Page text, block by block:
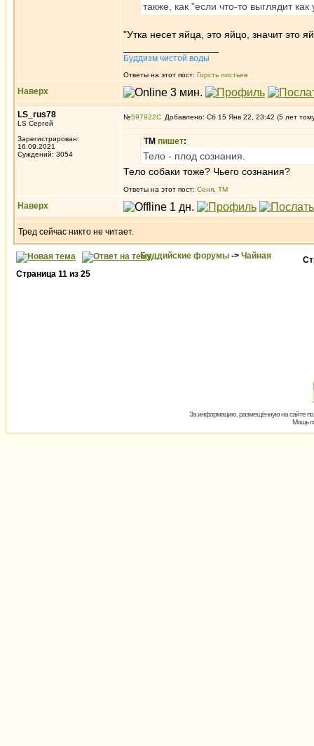
также, как "если что-то выглядит
"Утка несет яйца, это яйцо, значит это
Буддизм чистой воды
Ответы на этот пост: Горсть листьев
Наверх
LS_rus78
LS Сергей
Зарегистрирован:
16.09.2021
Суждений: 3054
№597922 Добавлено: Сб 15 Янв 22, 23:42 (5 лет
ТМ пишет:
Тело - плод сознания.
Тело собаки тоже? Чьего сознания?
Ответы на этот пост: Сеня ТМ
Наверх
Тред сейчас никто не читает.
Буддийские форумы -> Чайная
Страница 11 из 25
За информацию, размещённую на сайте
Мощь